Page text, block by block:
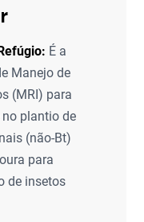
É a
Manejo de
(MRI) para
plantio de
(não-Bt)
para
de insetos